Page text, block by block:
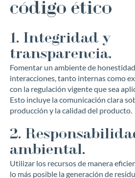
código ético
1. Integridad y
transparencia.
Fomentar un ambiente de
interacciones, tanto internas como
con la regulación vigente que sea
Esto incluye la comunicación clara
producción y la calidad del producto.
2.
ambiental.
Utilizar los recursos de manera
lo más posible la generación de